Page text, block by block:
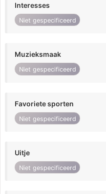
Interesses
Niet gespecificeerd
Muzieksmaak
Niet gespecificeerd
Favoriete sporten
Niet gespecificeerd
Uitje
Niet gespecificeerd